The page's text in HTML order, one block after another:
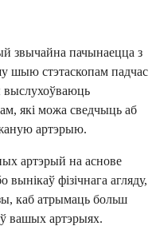
звычайна пачынаецца з
шыю стэтаскопам падчас
выслухоўваюць
які можа сведчыць аб
артэрыю.
артэрый на аснове
фізічнага агляду,
каб атрымаць больш
вашых артэрыях.